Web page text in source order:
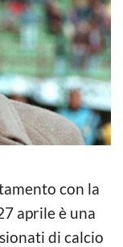
con la
aprile è una
di calcio